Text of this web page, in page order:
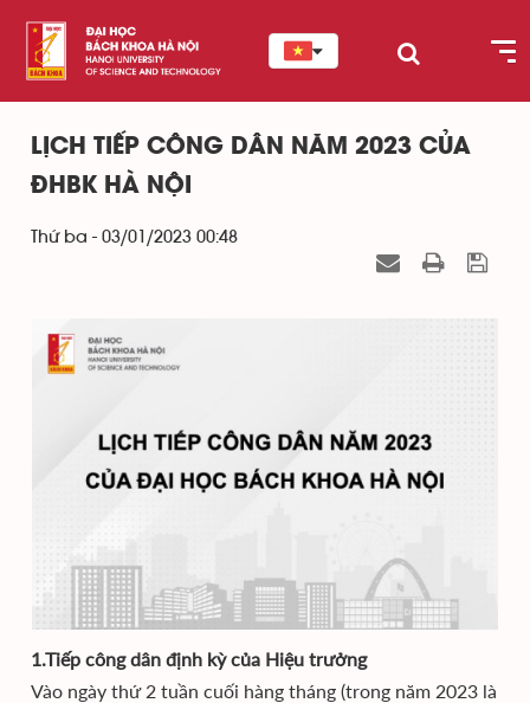
LỊCH TIẾP CÔNG DÂN NĂM 2023 CỦA
ĐHBK HÀ NỘI
Thứ ba - 03/01/2023 00:48
1.Tiếp công dân định kỳ của Hiệu trưởng
Vào ngày thứ 2 tuần cuối hàng tháng (trong năm 2023 là